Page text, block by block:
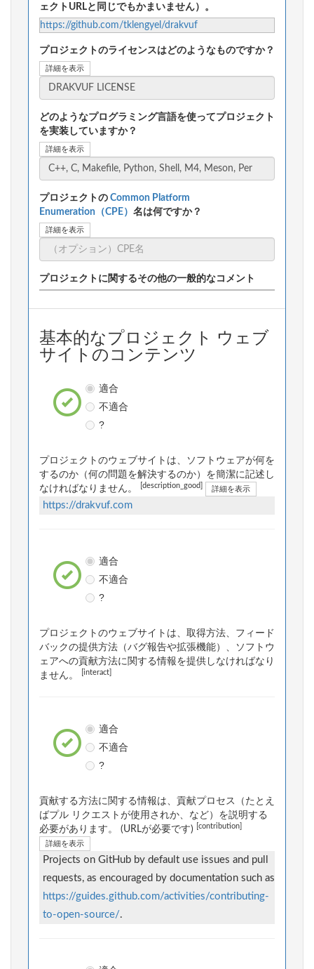
ェクトURLと同じでもかまいません）。
https://github.com/tklengyel/drakvuf
プロジェクトのライセンスはどのようなものですか？
詳細を表示
どのようなプログラミング言語を使ってプロジェクト
を実装していますか？
詳細を表示
プロジェクトの Common Platform
Enumeration（CPE） 名は何ですか？
詳細を表示
プロジェクトに関するその他の一般的なコメント
基本的なプロジェクト ウェブ
サイトのコンテンツ
適合
不適合
?
プロジェクトのウェブサイトは、ソフトウェアが何を
するのか（何の問題を解決するのか）を簡潔に記述し
なければなりません。
[description_good] 詳細を表示
https://drakvuf.com
適合
不適合
?
プロジェクトのウェブサイトは、取得方法、フィード
バックの提供方法（バグ報告や拡張機能）、ソフトウ
ェアへの貢献方法に関する情報を提供しなければなり
ません。
[interact]
適合
不適合
?
貢献する方法に関する情報は、貢献プロセス（たとえ
ばプル リクエストが使用されか、など）を説明する
必要があります。 (URLが必要です)
[contribution]
詳細を表示
Projects on GitHub by default use issues and pull
requests, as encouraged by documentation such as
https://guides.github.com/activities/contributing-
to-open-source/.